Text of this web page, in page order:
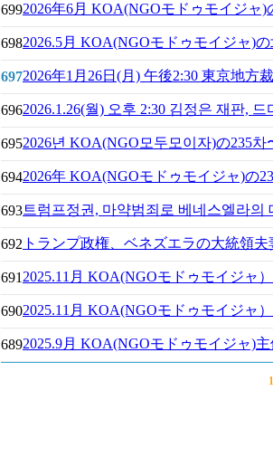
6992026年6月 KOA(NGOモドゥモイジャ
6982026.5月 KOA(NGOモドゥモイジャ)
6972026年1月26日(月) 午後2:30 東京地
6962026.1.26(월) 오후 2:30 김정은 재판,
6952026년 KOA(NGO모두모이자)の235
6942026年 KOA(NGOモドゥモイジャ)の
693트럼프정권, 마약범죄로 베네스엘라
692 トランプ政権、ベネズエラの大統領
691 2025.11月 KOA(NGOモドゥモイジャ
6902025.11月 KOA(NGOモドゥモイジャ
6892025.9月 KOA(NGOモドゥモイジャ)
1